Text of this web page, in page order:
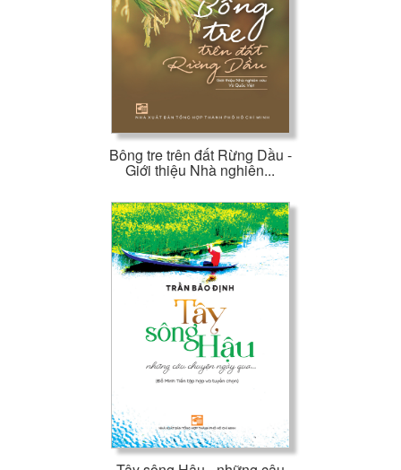
Bông tre trên đất Rừng Dầu -
Giới thiệu Nhà nghiên...